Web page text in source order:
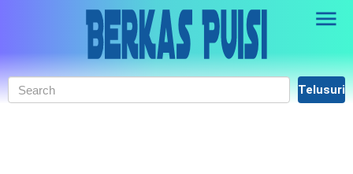
Skip to main content